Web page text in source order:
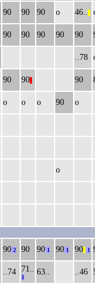
90 90 90 о 46..
90 90 90 90 90
..78
90 90 90
о о о 90
о
о
90 2 90 90 1 90 1 90 1
..74 71..
1
63.. ..46